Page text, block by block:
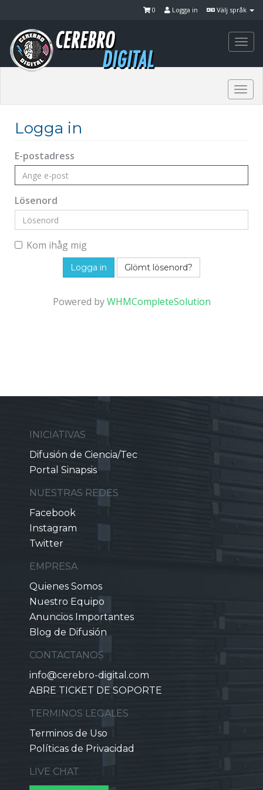
Välj språk
Logga in
0
Logga in
E-postadress
Lösenord
Kom ihåg mig
Glömt lösenord?
Powered byWHMCompleteSolution
INICIATIVAS
Difusión de Ciencia/Tec
Portal Sinapsis
NUESTRAS REDES
Facebook
Instagram
Twitter
EMPRESA
Quienes Somos
Nuestro Equipo
Anuncios Importantes
Blog de Difusión
CONTACTANOS
info@cerebro-digital.com
ABRE TICKET DE SOPORTE
TERMINOS LEGALES
Terminos de Uso
Políticas de Privacidad
LIVE CHAT